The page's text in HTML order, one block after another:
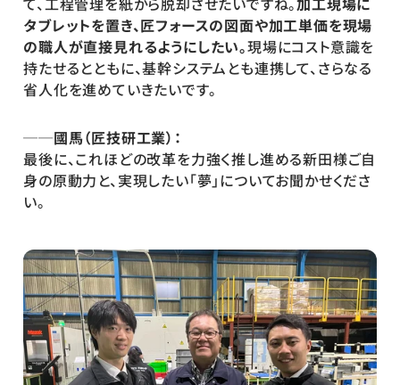
タブレットを置き、匠フォースの図面や加工単価を現場
の職人が直接見れるようにしたい。現場にコスト意識を
持たせるとともに、基幹システムとも連携して、さらなる
省人化を進めていきたいです。
──國馬（匠技研工業）：
最後に、これほどの改革を力強く推し進める新田様ご自
身の原動力と、実現したい「夢」についてお聞かせくださ
い。